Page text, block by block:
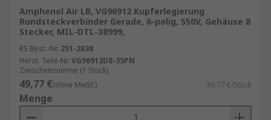
Amphenol Air LB, VG96912 Kupferlegierung
Rundsteckverbinder Gerade, 6-polig, 550V, Gehäuse 8
Stecker, MIL-DTL-38999,
RS Best.-Nr. 251-2838
Herst. Teile-Nr. VG96912D8-35PN
Zwischensumme (1 Stück)
49,77 €(ohne MwSt.) 49,77 €/Stück
Menge